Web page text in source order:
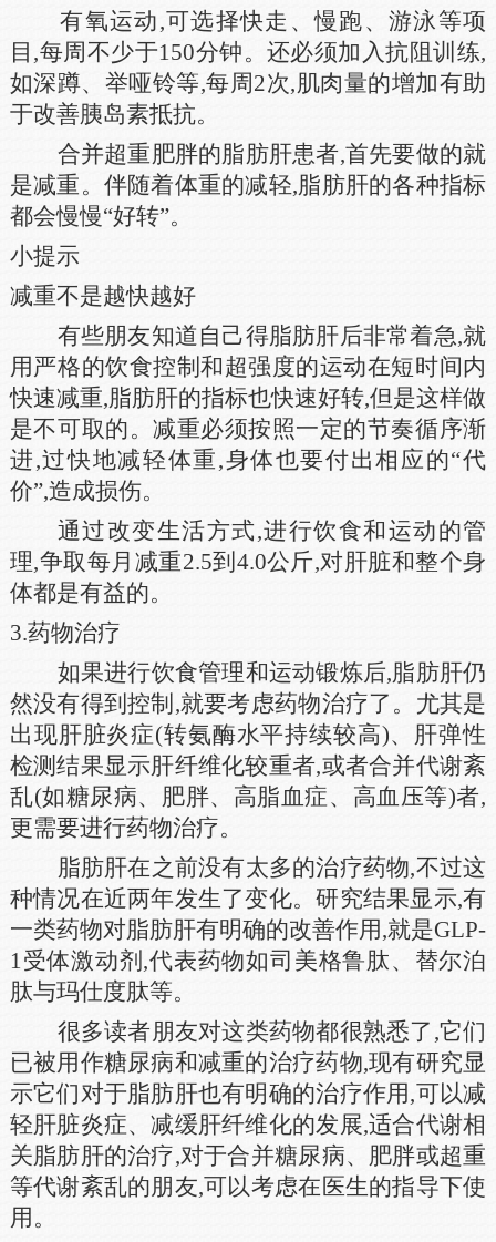
有氧运动,可选择快走、慢跑、游泳等项
目,每周不少于150分钟。还必须加入抗阻训练,
如深蹲、举哑铃等,每周2次,肌肉量的增加有助
于改善胰岛素抵抗。
合并超重肥胖的脂肪肝患者,首先要做的就
是减重。伴随着体重的减轻,脂肪肝的各种指标
都会慢慢“好转”。
小提示
减重不是越快越好
有些朋友知道自己得脂肪肝后非常着急,就
用严格的饮食控制和超强度的运动在短时间内
快速减重,脂肪肝的指标也快速好转,但是这样做
是不可取的。减重必须按照一定的节奏循序渐
进,过快地减轻体重,身体也要付出相应的“代
价”,造成损伤。
通过改变生活方式,进行饮食和运动的管
理,争取每月减重2.5到4.0公斤,对肝脏和整个身
体都是有益的。
3.药物治疗
如果进行饮食管理和运动锻炼后,脂肪肝仍
然没有得到控制,就要考虑药物治疗了。尤其是
出现肝脏炎症(转氨酶水平持续较高)、肝弹性
检测结果显示肝纤维化较重者,或者合并代谢紊
乱(如糖尿病、肥胖、高脂血症、高血压等)者,
更需要进行药物治疗。
脂肪肝在之前没有太多的治疗药物,不过这
种情况在近两年发生了变化。研究结果显示,有
一类药物对脂肪肝有明确的改善作用,就是GLP-
1受体激动剂,代表药物如司美格鲁肽、替尔泊
肽与玛仕度肽等。
很多读者朋友对这类药物都很熟悉了,它们
已被用作糖尿病和减重的治疗药物,现有研究显
示它们对于脂肪肝也有明确的治疗作用,可以减
轻肝脏炎症、减缓肝纤维化的发展,适合代谢相
关脂肪肝的治疗,对于合并糖尿病、肥胖或超重
等代谢紊乱的朋友,可以考虑在医生的指导下使
用。